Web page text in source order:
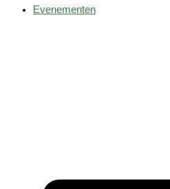
Evenementen